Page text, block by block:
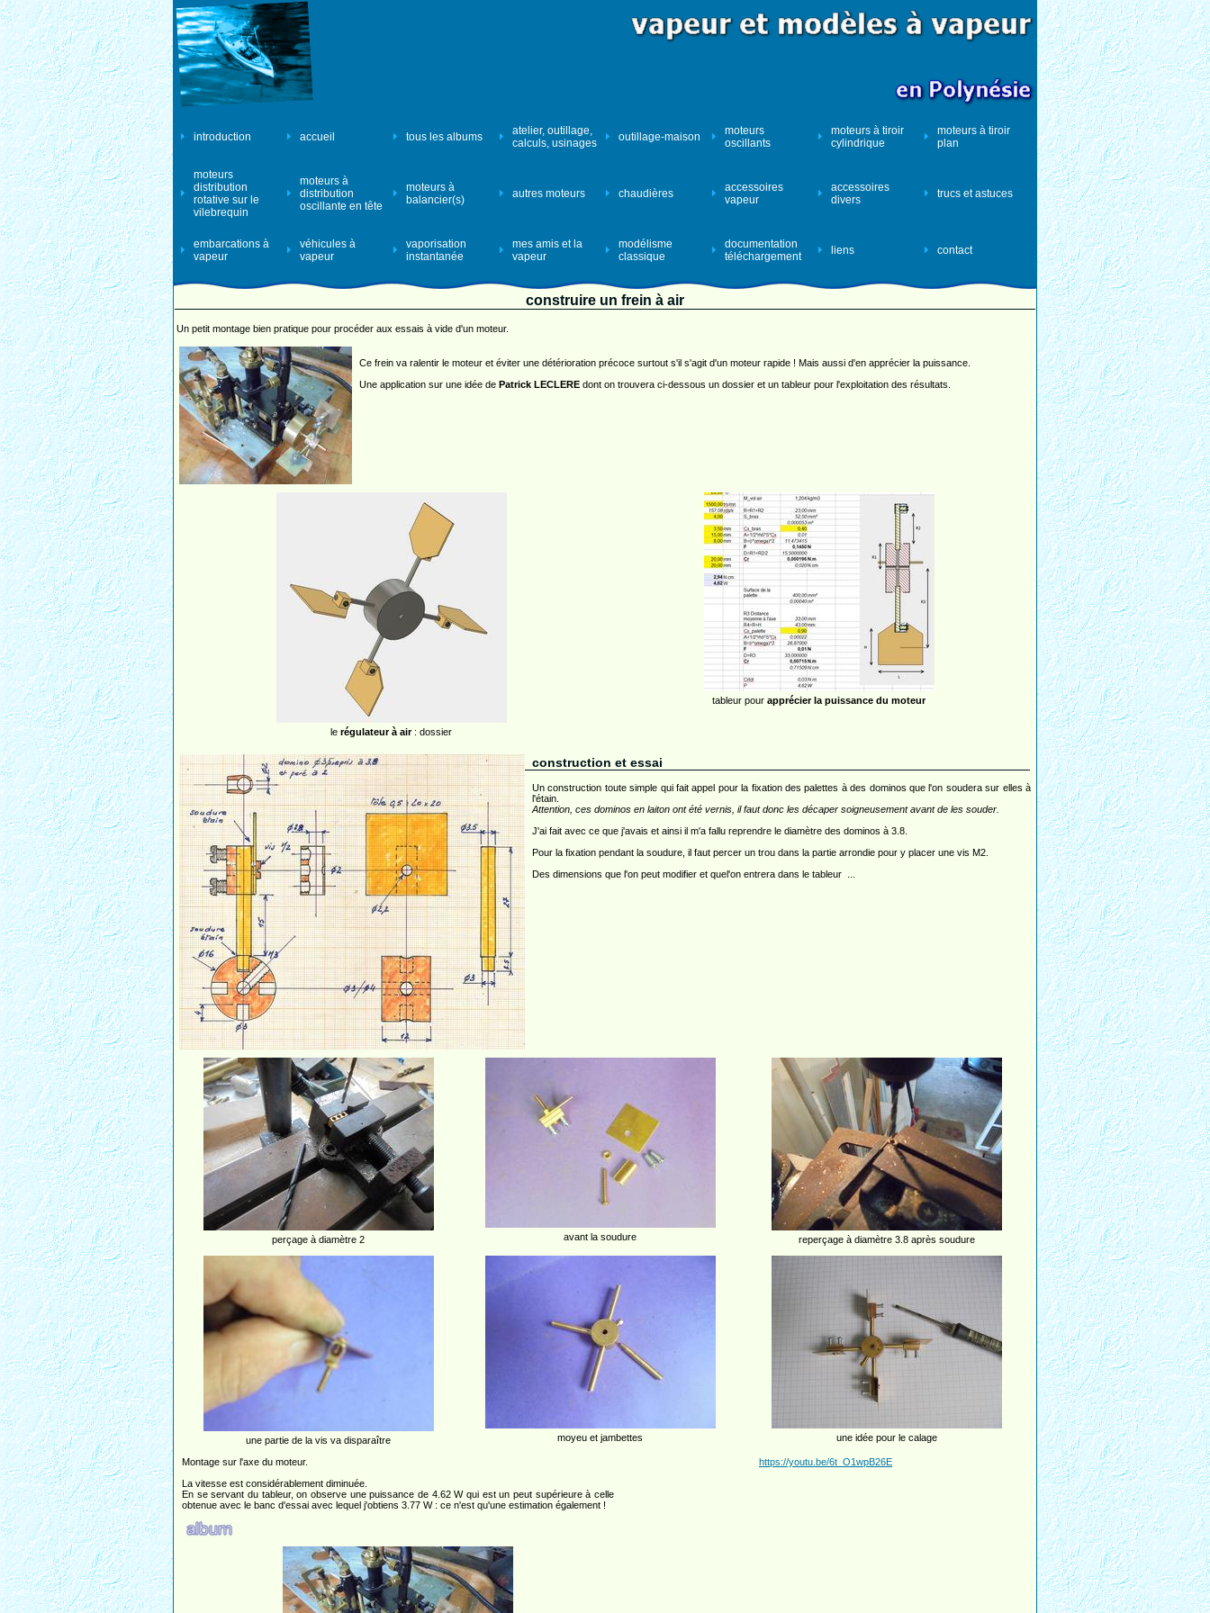
introduction accueil tous les albums
atelier, outillage,
calculs, usinages
outillage-maison
moteurs
oscillants
moteurs à tiroir
cylindrique
moteurs à tiroir
plan
moteurs
distribution
rotative sur le
vilebrequin
moteurs à
distribution
oscillante en tête
moteurs à
balancier(s)
autres moteurs chaudières
accessoires
vapeur
accessoires
divers
trucs et astuces
embarcations à
vapeur
véhicules à
vapeur
vaporisation
instantanée
mes amis et la
vapeur
modélisme
classique
documentation
téléchargement
liens contact
construire un frein à air
Un petit montage bien pratique pour procéder aux essais à vide d'un moteur.
Ce frein va ralentir le moteur et éviter une détérioration précoce surtout s'il s'agit d'un moteur rapide ! Mais aussi d'en apprécier la puissance.
Une application sur une idée de Patrick LECLERE dont on trouvera ci-dessous un dossier et un tableur pour l'exploitation des résultats.
le régulateur à air: dossier
tableur pour apprécier la puissance du moteur
construction et essai
Un construction toute simple qui fait appel pour la fixation des palettes à des dominos que l'on soudera sur elles à
l'étain.
Attention, ces dominos en laiton ont été vernis, il faut donc les décaper soigneusement avant de les souder.
J'ai fait avec ce que j'avais et ainsi il m'a fallu reprendre le diamètre des dominos à 3.8.
Pour la fixation pendant la soudure, il faut percer un trou dans la partie arrondie pour y placer une vis M2.
Des dimensions que l'on peut modifier et quel'on entrera dans le tableur ...
perçage à diamètre 2 avant la soudure reperçage à diamètre 3.8 après soudure
une partie de la vis va disparaître moyeu et jambettes une idée pour le calage
Montage sur l'axe du moteur.
La vitesse est considérablement diminuée.
En se servant du tableur, on observe une puissance de 4.62 W qui est un peut supérieure à celle
obtenue avec le banc d'essai avec lequel j'obtiens 3.77 W : ce n'est qu'une estimation également !
https://youtu.be/6t_O1wpB26E